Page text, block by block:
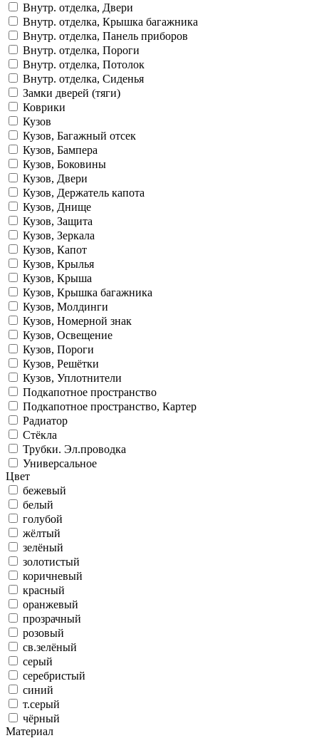
Внутр. отделка, Двери
Внутр. отделка, Крышка багажника
Внутр. отделка, Панель приборов
Внутр. отделка, Пороги
Внутр. отделка, Потолок
Внутр. отделка, Сиденья
Замки дверей (тяги)
Коврики
Кузов
Кузов, Багажный отсек
Кузов, Бампера
Кузов, Боковины
Кузов, Двери
Кузов, Держатель капота
Кузов, Днище
Кузов, Защита
Кузов, Зеркала
Кузов, Капот
Кузов, Крылья
Кузов, Крыша
Кузов, Крышка багажника
Кузов, Молдинги
Кузов, Номерной знак
Кузов, Освещение
Кузов, Пороги
Кузов, Решётки
Кузов, Уплотнители
Подкапотное пространство
Подкапотное пространство, Картер
Радиатор
Стёкла
Трубки. Эл.проводка
Универсальное
Цвет
бежевый
белый
голубой
жёлтый
зелёный
золотистый
коричневый
красный
оранжевый
прозрачный
розовый
св.зелёный
серый
серебристый
синий
т.серый
чёрный
Материал